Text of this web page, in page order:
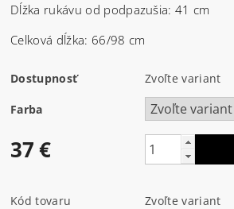
Dĺžka rukávu od podpazušia: 41 cm
Celková dĺžka: 66/98 cm
Dostupnosť Zvoľte variant
Farba
37 €
Kód tovaru
Zvoľte variant